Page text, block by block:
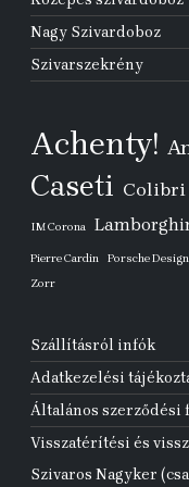
Nagy Szivardoboz
Szivarszekrény
Achenty!
Caseti Colibri
IM Corona
Pierre Cardin Porsche Design
Zorr
Szállításról infók
Adatkezelési
Általános szerződési
Visszatérítési és
Szivaros Nagyker